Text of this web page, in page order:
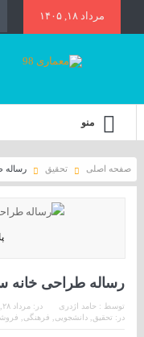
مرداد ۱۸, ۱۴۰۵
منو
صفحه اصلی تحقیق رساله
رساله طراحی خانه
توسط : حامد اژدری در: مرداد ۲۸, ۱۳۹۶
در: تحقیق دانشجویی فرهنگی